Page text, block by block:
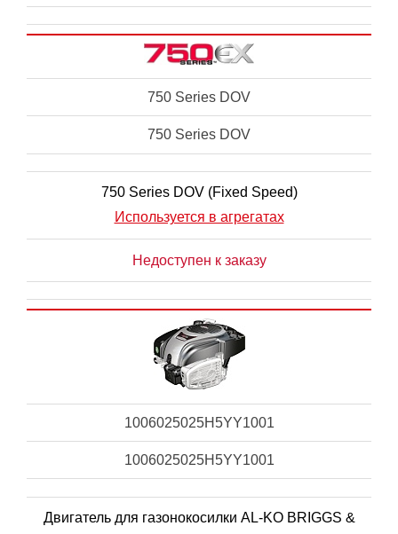
750 Series DOV
750 Series DOV
750 Series DOV (Fixed Speed)
Используется в агрегатах
Недоступен к заказу
1006025025H5YY1001
1006025025H5YY1001
Двигатель для газонокосилки AL-KO BRIGGS &